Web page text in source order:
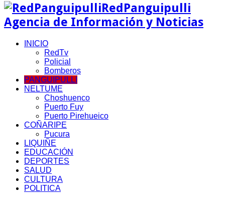
RedPanguipulli
Agencia de Información y Noticias
INICIO
RedTv
Policial
Bomberos
PANGUIPULLI
NELTUME
Choshuenco
Puerto Fuy
Puerto Pirehueico
COÑARIPE
Pucura
LIQUIÑE
EDUCACIÓN
DEPORTES
SALUD
CULTURA
POLITICA